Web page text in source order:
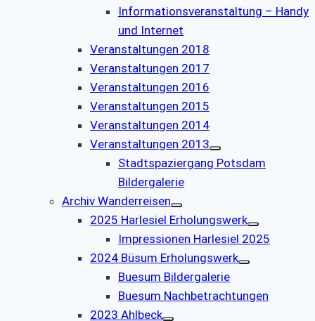
Informationsveranstaltung – Handy
und Internet
Veranstaltungen 2018
Veranstaltungen 2017
Veranstaltungen 2016
Veranstaltungen 2015
Veranstaltungen 2014
Veranstaltungen 2013
Stadtspaziergang Potsdam
Bildergalerie
Archiv Wanderreisen
2025 Harlesiel Erholungswerk
Impressionen Harlesiel 2025
2024 Büsum Erholungswerk
Buesum Bildergalerie
Buesum Nachbetrachtungen
2023 Ahlbeck